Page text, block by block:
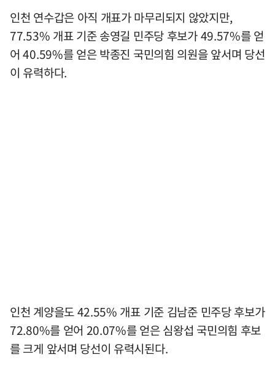
인천 연수갑은 아직 개표가 마무리되지 않았지만,
77.53% 개표 기준 송영길 민주당 후보가 49.57%를 얻
어 40.59%를 얻은 박종진 국민의힘 의원을 앞서며 당선
이 유력하다.
인천 계양을도 42.55% 개표 기준 김남준 민주당 후보가
72.80%를 얻어 20.07%를 얻은 심왕섭 국민의힘 후보
를 크게 앞서며 당선이 유력시된다.